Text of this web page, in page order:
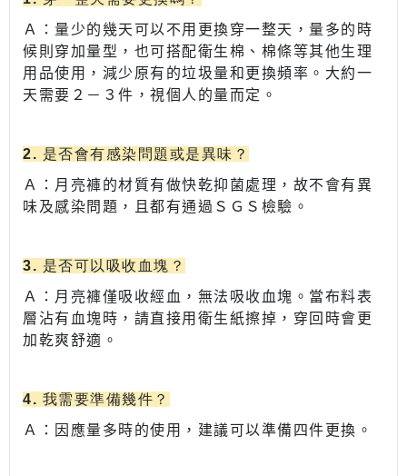
Ａ：量少的幾天可以不用更換穿一整天，量多的時
候則穿加量型， 也可搭配衛生棉、棉條等其他生理
用品使用，減少原有的垃圾量和更換頻率。 大約一
天需要２－３件，視個人的量而定。
2. 是否會有感染問題或是異味？
Ａ：月亮褲的材質有做快乾抑菌處理，故不會有異
味及感染問題，且都有通過ＳＧＳ檢驗。
3. 是否可以吸收血塊？
Ａ： 月亮褲僅吸收經血，無法吸收血塊。當布料表
層沾有血塊時，請直接用衛生紙擦掉，穿回時會更
加乾爽舒適。
4. 我需要準備幾件？
Ａ：
因應量多時的使用，建議可以準備四件更換。